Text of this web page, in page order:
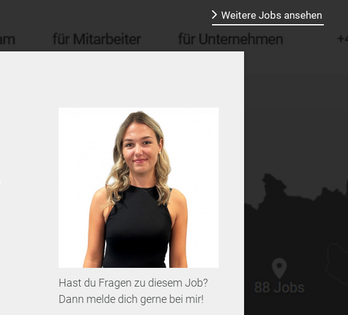
Weitere Jobs ansehen
Hast du Fragen zu diesem Job?
Dann melde dich gerne bei mir!